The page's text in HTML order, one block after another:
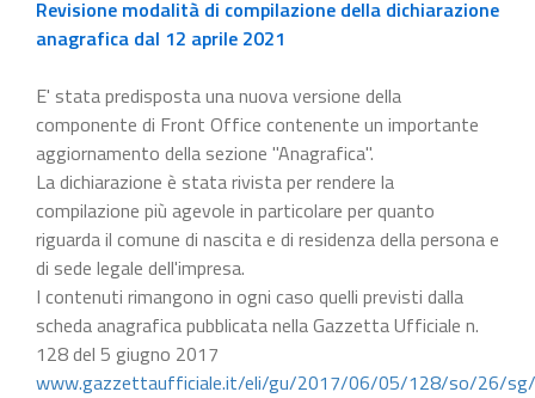
Revisione modalità di compilazione della dichiarazione
anagrafica dal 12 aprile 2021
E' stata predisposta una nuova versione della
componente di Front Office contenente un importante
aggiornamento della sezione "Anagrafica".
La dichiarazione è stata rivista per rendere la
compilazione più agevole in particolare per quanto
riguarda il comune di nascita e di residenza della persona e
di sede legale dell'impresa.
I contenuti rimangono in ogni caso quelli previsti dalla
scheda anagrafica pubblicata nella Gazzetta Ufficiale n.
128 del 5 giugno 2017
www.gazzettaufficiale.it/eli/gu/2017/06/05/128/so/26/